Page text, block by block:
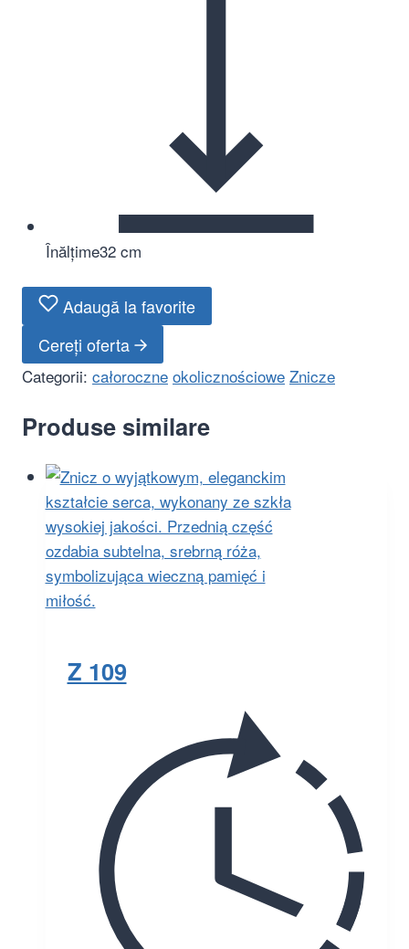
Înălțime32 cm
Adaugă la favorite
Cereți oferta
Categorii: całoroczne okolicznościowe Znicze
Produse similare
Z 109